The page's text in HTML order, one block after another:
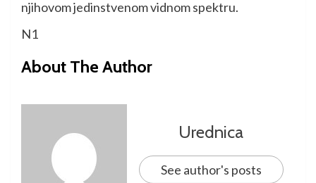
njihovom jedinstvenom vidnom spektru.
N1
About The Author
Urednica
See author's posts